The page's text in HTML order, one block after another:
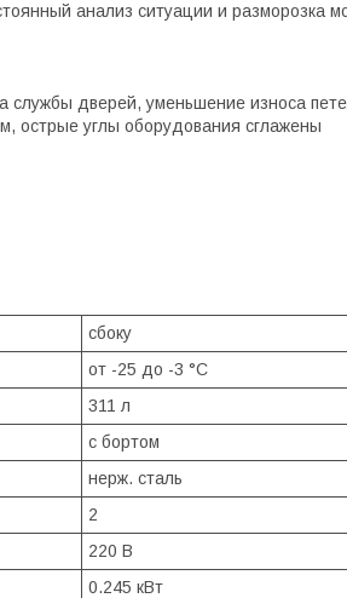
анализ ситуации и разморозка
службы дверей, уменьшение износа
острые углы оборудования сглажены
сбоку
от -25 до -3 °С
311 л
с бортом
нерж. сталь
2
220 В
0.245 кВт